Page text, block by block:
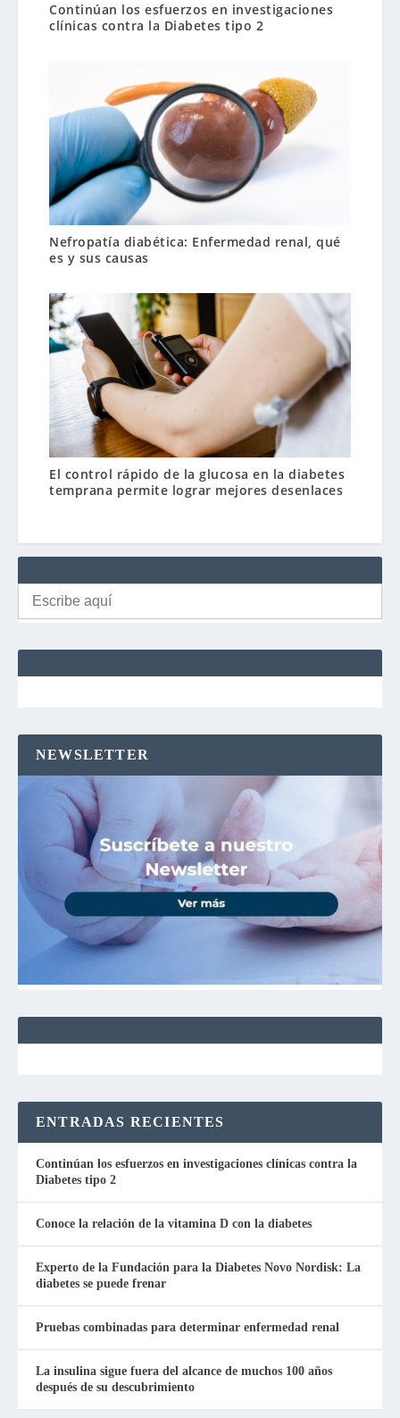
Continúan los esfuerzos en investigaciones
clínicas contra la Diabetes tipo 2
Nefropatía diabética: Enfermedad renal, qué
es y sus causas
El control rápido de la glucosa en la diabetes
temprana permite lograr mejores desenlaces
NEWSLETTER
ENTRADAS RECIENTES
Continúan los esfuerzos en investigaciones clínicas contra la
Diabetes tipo 2
Conoce la relación de la vitamina D con la diabetes
Experto de la Fundación para la Diabetes Novo Nordisk: La
diabetes se puede frenar
Pruebas combinadas para determinar enfermedad renal
La insulina sigue fuera del alcance de muchos 100 años
después de su descubrimiento